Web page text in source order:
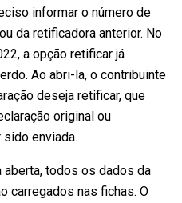
informar o número de
da retificadora anterior. No
a opção retificar já
Ao abri-la, o contribuinte
deseja retificar, que
original ou
enviada.
aberta, todos os dados da
carregados nas fichas. O